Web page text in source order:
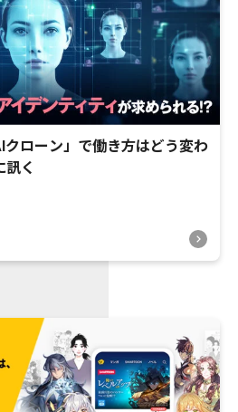
クローン」で働き方はどう変わ
訊く